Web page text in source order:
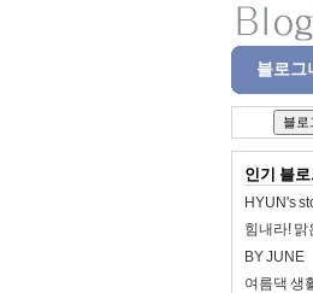
블로그
인기 블
HYUN's
힘내라! 맑
BY JUNE
여름댁 생